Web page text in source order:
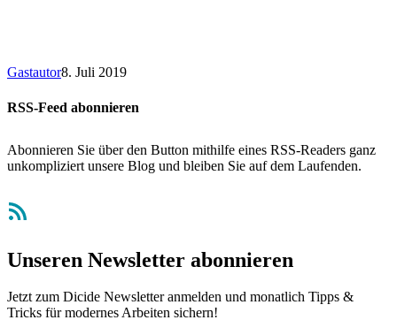
Gastautor8. Juli 2019
RSS-Feed abonnieren
Abonnieren Sie über den Button mithilfe eines RSS-Readers ganz
unkompliziert unsere Blog und bleiben Sie auf dem Laufenden.
RSS-Feed
Unseren Newsletter abonnieren
Jetzt zum Dicide Newsletter anmelden und monatlich Tipps &
Tricks für modernes Arbeiten sichern!